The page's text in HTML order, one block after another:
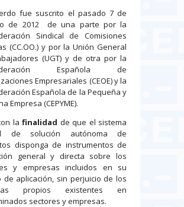
fue suscrito el pasado 7 de
de 2012 de una parte por la
Sindical de Comisiones
(CC.OO.) y por la Unión General
(UGT) y de otra por la
Española de
Empresariales (CEOE) y la
Española de la Pequeña y
Empresa (CEPYME).
lafinalidad de que el sistema
de solución autónoma de
disponga de instrumentos de
general y directa sobre los
y empresas incluidos en su
de aplicación, sin perjuicio de los
propios existentes en
sectores y empresas.